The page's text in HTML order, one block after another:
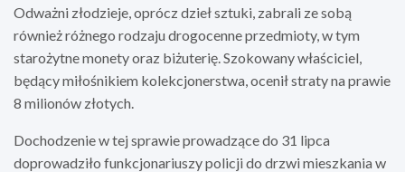
Odważni złodzieje, oprócz dzieł sztuki, zabrali ze sobą
również różnego rodzaju drogocenne przedmioty, w tym
starożytne monety oraz biżuterię. Szokowany właściciel,
będący miłośnikiem kolekcjonerstwa, ocenił straty na prawie
8 milionów złotych.
Dochodzenie w tej sprawie prowadzące do 31 lipca
doprowadziło funkcjonariuszy policji do drzwi mieszkania w